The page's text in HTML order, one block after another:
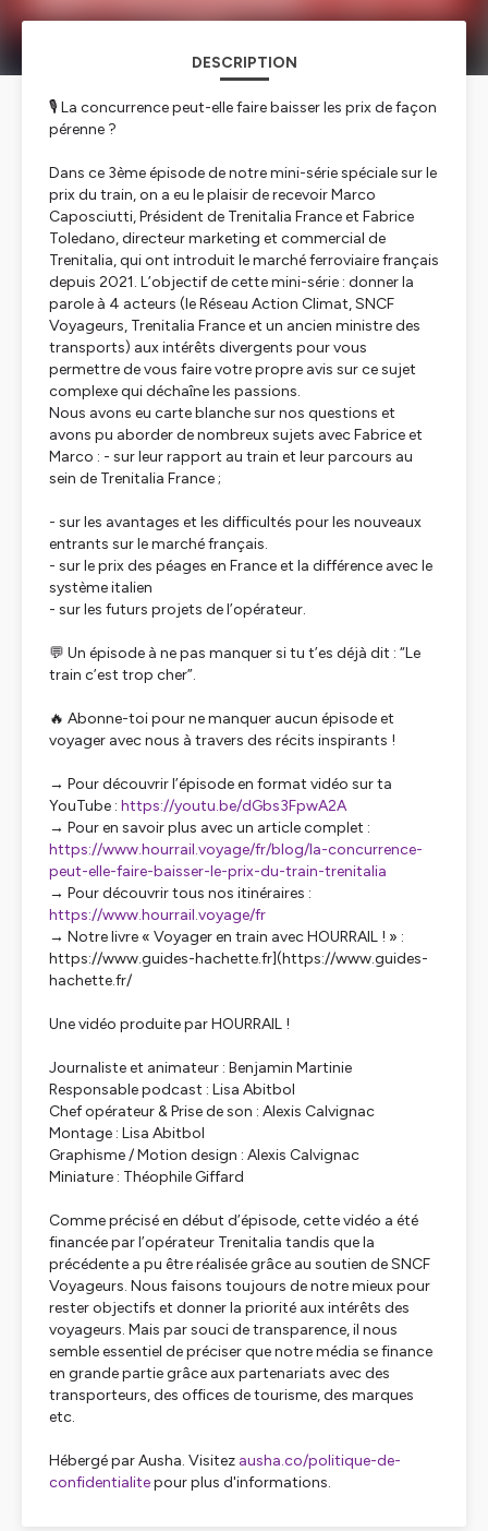
DESCRIPTION
🎙️ La concurrence peut-elle faire baisser les prix de façon
pérenne ?
Dans ce 3ème épisode de notre mini-série spéciale sur le
prix du train, on a eu le plaisir de recevoir Marco
Caposciutti, Président de Trenitalia France et Fabrice
Toledano, directeur marketing et commercial de
Trenitalia, qui ont introduit le marché ferroviaire français
depuis 2021. L’objectif de cette mini-série : donner la
parole à 4 acteurs (le Réseau Action Climat, SNCF
Voyageurs, Trenitalia France et un ancien ministre des
transports) aux intérêts divergents pour vous
permettre de vous faire votre propre avis sur ce sujet
complexe qui déchaîne les passions.
Nous avons eu carte blanche sur nos questions et
avons pu aborder de nombreux sujets avec Fabrice et
Marco : - sur leur rapport au train et leur parcours au
sein de Trenitalia France ;
- sur les avantages et les difficultés pour les nouveaux
entrants sur le marché français.
- sur le prix des péages en France et la différence avec le
système italien
- sur les futurs projets de l’opérateur.
💬 Un épisode à ne pas manquer si tu t’es déjà dit : “Le
train c’est trop cher”.
🔥 Abonne-toi pour ne manquer aucun épisode et
voyager avec nous à travers des récits inspirants !
→ Pour découvrir l’épisode en format vidéo sur ta
YouTube : https://youtu.be/dGbs3FpwA2A
→ Pour en savoir plus avec un article complet :
https://www.hourrail.voyage/fr/blog/la-concurrence-
peut-elle-faire-baisser-le-prix-du-train-trenitalia
→ Pour découvrir tous nos itinéraires :
https://www.hourrail.voyage/fr
→ Notre livre « Voyager en train avec HOURRAIL ! » :
https://www.guides-hachette.fr](https://www.guides-
hachette.fr/
Une vidéo produite par HOURRAIL !
Journaliste et animateur : Benjamin Martinie
Responsable podcast : Lisa Abitbol
Chef opérateur & Prise de son : Alexis Calvignac
Montage : Lisa Abitbol
Graphisme / Motion design : Alexis Calvignac
Miniature : Théophile Giffard
Comme précisé en début d’épisode, cette vidéo a été
financée par l’opérateur Trenitalia tandis que la
précédente a pu être réalisée grâce au soutien de SNCF
Voyageurs. Nous faisons toujours de notre mieux pour
rester objectifs et donner la priorité aux intérêts des
voyageurs. Mais par souci de transparence, il nous
semble essentiel de préciser que notre média se finance
en grande partie grâce aux partenariats avec des
transporteurs, des offices de tourisme, des marques
etc.
Hébergé par Ausha. Visitez ausha.co/politique-de-
confidentialitepour plus d'informations.